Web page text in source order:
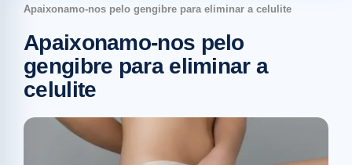
Apaixonamo-nos pelo gengibre para eliminar a celulite
Apaixonamo-nos pelo
gengibre para eliminar a
celulite